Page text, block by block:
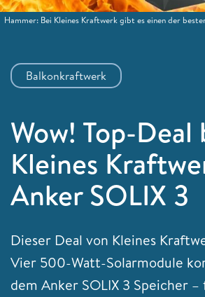
Balkonkraftwerk
Wow! Top-Deal
Kleines
Anker SOLIX 3
Dieser Deal von Kleines
Vier 500-Watt-Solarmodule
dem Anker SOLIX 3 Speicher
Hammer: Bei Kleines Kraftwerk gibt es einen der